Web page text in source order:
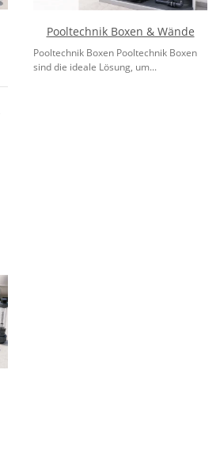
Pooltechnik Boxen & Wände
Pooltechnik Boxen Pooltechnik Boxen
sind die ideale Lösung, um...